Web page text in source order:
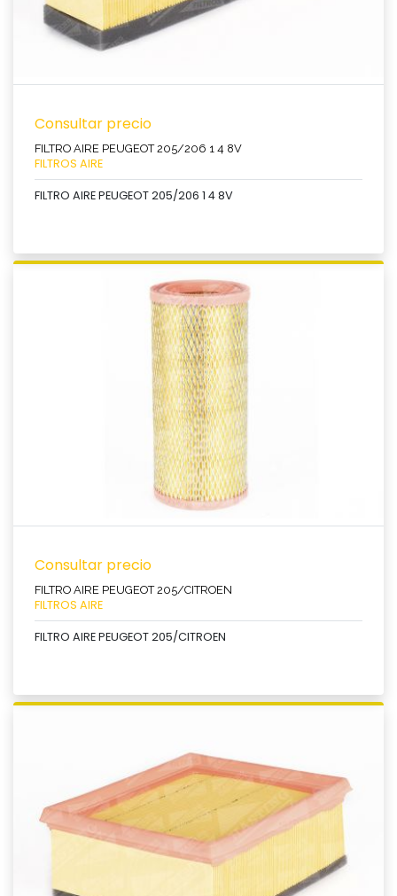
Consultar precio
FILTRO AIRE PEUGEOT 205/206 1 4 8V
FILTROS AIRE
FILTRO AIRE PEUGEOT 205/206 1 4 8V
Ver producto
Consultar precio
FILTRO AIRE PEUGEOT 205/CITROEN
FILTROS AIRE
FILTRO AIRE PEUGEOT 205/CITROEN
Ver producto